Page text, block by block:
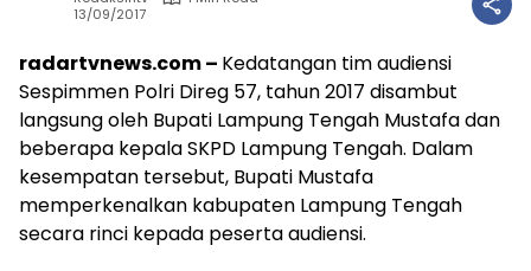
13/09/2017
radartvnews.com – Kedatangan tim audiensi
Sespimmen Polri Direg 57, tahun 2017 disambut
langsung oleh Bupati Lampung Tengah Mustafa dan
beberapa kepala SKPD Lampung Tengah. Dalam
kesempatan tersebut, Bupati Mustafa
memperkenalkan kabupaten Lampung Tengah
secara rinci kepada peserta audiensi.